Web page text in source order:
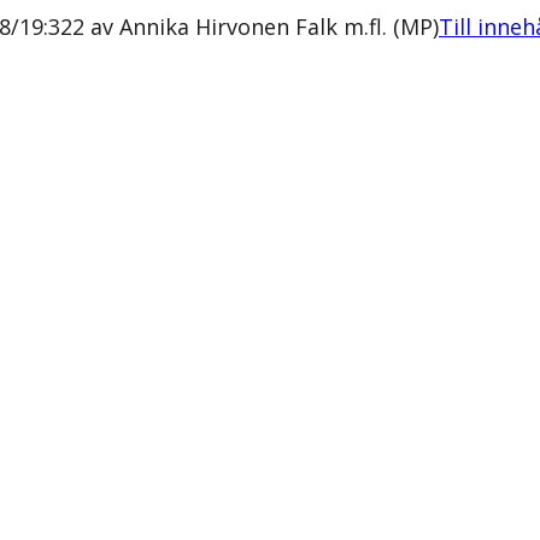
av Annika Hirvonen Falk m.fl. (MP)Till